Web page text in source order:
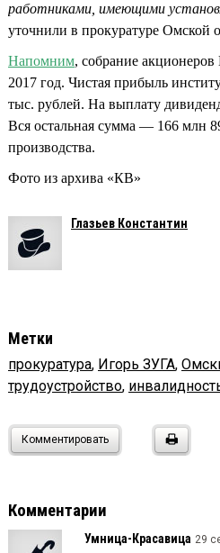
работниками, имеющими
уточнили в прокуратуре Омской
Напомним, собрание
2017 год. Чистая прибыль
тыс. рублей. На выплату
Вся остальная сумма — 166 млн
производства.
Фото из архива «КВ»
Глазьев Константин
Метки
прокуратура, Игорь ЗУГА,
трудоустройство,
Комментировать
Комментарии
Умница-Красавица 29